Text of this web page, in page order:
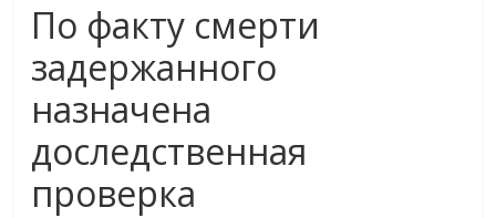
По факту смерти
задержанного
назначена
доследственная
проверка